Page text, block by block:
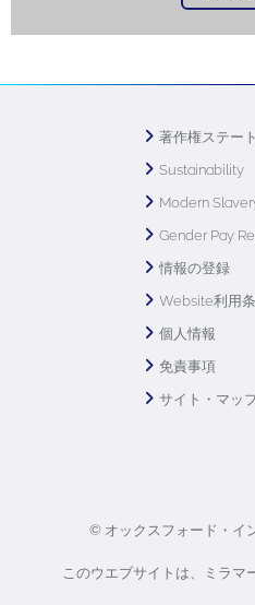
著作権ステー
Sustainability
Modern
Gender Pay
情報の登録
Website利用
個人情報
免責事項
サイト・マッ
© オックスフォード・イ
このウエブサイトは、ミラマ